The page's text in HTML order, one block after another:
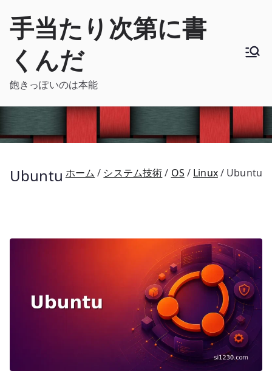
手当たり次第に書
くんだ
飽きっぽいのは本能
Ubuntu ホーム システム技術 OS Linux Ubuntu